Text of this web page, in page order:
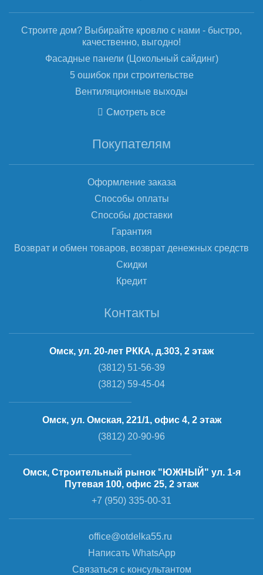
Строите дом? Выбирайте кровлю с нами - быстро,
качественно, выгодно!
Фасадные панели (Цокольный сайдинг)
5 ошибок при строительстве
Вентиляционные выходы
Смотреть все
Покупателям
Оформление заказа
Способы оплаты
Способы доставки
Гарантия
Возврат и обмен товаров, возврат денежных средств
Скидки
Кредит
Контакты
Омск, ул. 20-лет РККА, д.303, 2 этаж
(3812) 51-56-39
(3812) 59-45-04
Омск, ул. Омская, 221/1, офис 4, 2 этаж
(3812) 20-90-96
Омск, Строительный рынок "ЮЖНЫЙ" ул. 1-я
Путевая 100, офис 25, 2 этаж
+7 (950) 335-00-31
office@otdelka55.ru
Написать WhatsApp
Связаться с консультантом